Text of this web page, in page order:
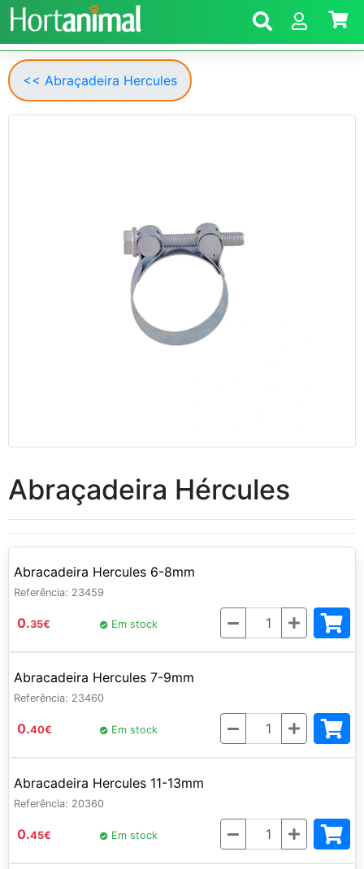
<< Abraçadeira Hercules
Abraçadeira Hércules
Abracadeira Hercules 6-8mm
Referência: 23459
0.35€ Em stock Quantidade
Abracadeira Hercules 7-9mm
Referência: 23460
0.40€ Em stock Quantidade
Abracadeira Hercules 11-13mm
Referência: 20360
0.45€ Em stock Quantidade